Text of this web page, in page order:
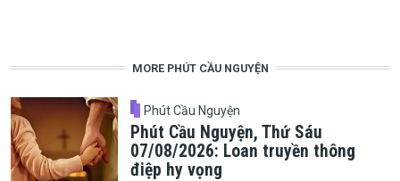
MORE PHÚT CẦU NGUYỆN
Phút Cầu Nguyện
Phút Cầu Nguyện, Thứ Sáu
07/08/2026: Loan truyền thông
điệp hy vọng